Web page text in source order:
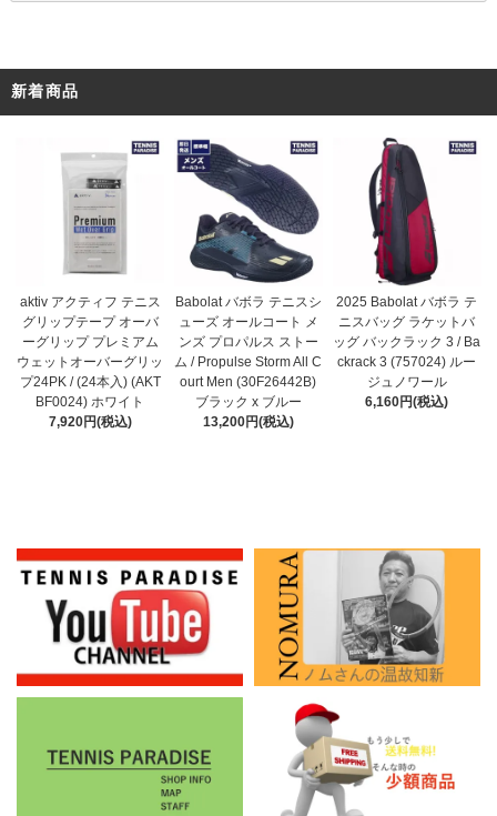
新着商品
aktiv アクティフ テニス
グリップテープ オーバ
ーグリップ プレミアム
ウェットオーバーグリッ
プ24PK / (24本入) (AKT
BF0024) ホワイト
7,920円(税込)
Babolat バボラ テニスシ
ューズ オールコート メ
ンズ プロパルス ストー
ム / Propulse Storm All C
ourt Men (30F26442B)
ブラック x ブルー
13,200円(税込)
2025 Babolat バボラ テ
ニスバッグ ラケットバ
ッグ バックラック 3 / Ba
ckrack 3 (757024) ルー
ジュノワール
6,160円(税込)